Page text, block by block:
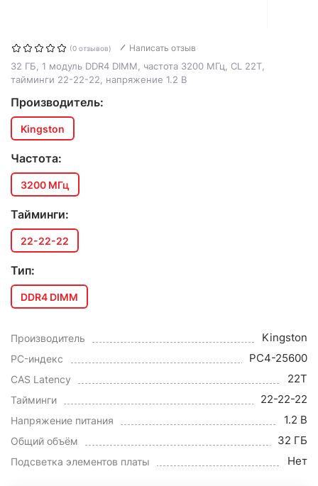
(0 отзывов) Написать отзыв
32 ГБ, 1 модуль DDR4 DIMM, частота 3200 МГц, CL 22T,
тайминги 22-22-22, напряжение 1.2 В
Производитель:
Kingston
Частота:
3200 МГц
Тайминги:
22-22-22
Тип:
DDR4 DIMM
Производитель Kingston
PC-индекс PC4-25600
CAS Latency 22T
Тайминги 22-22-22
Напряжение питания 1.2 В
Общий объём 32 ГБ
Подсветка элементов платы Нет